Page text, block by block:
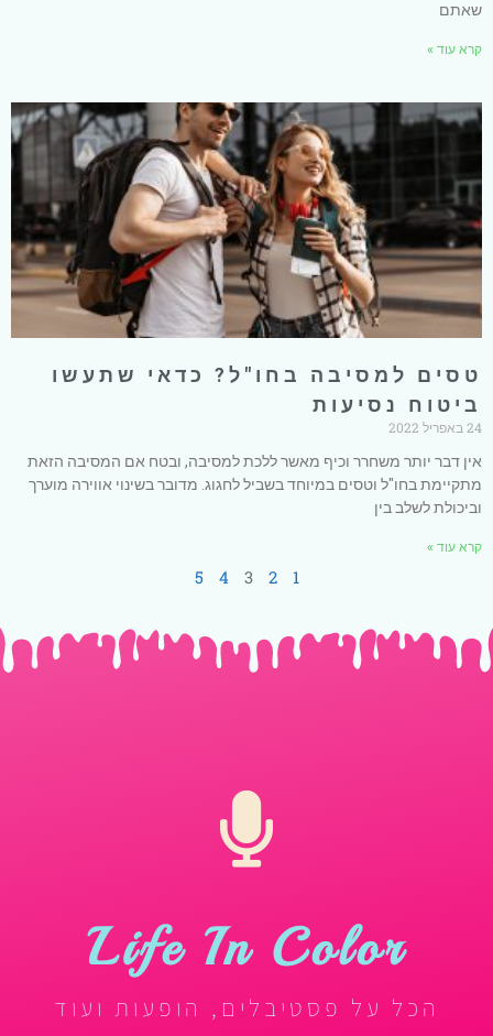
שאתם
קרא עוד »
טסים למסיבה בחו"ל? כדאי שתעשו
ביטוח נסיעות
24 באפריל 2022
אין דבר יותר משחרר וכיף מאשר ללכת למסיבה, ובטח אם המסיבה הזאת
מתקיימת בחו"ל וטסים במיוחד בשביל לחגוג. מדובר בשינוי אווירה מוערך
וביכולת לשלב בין
קרא עוד »
1
2
3
4
5
Life In Color
הכל על פסטיבלים, הופעות ועוד